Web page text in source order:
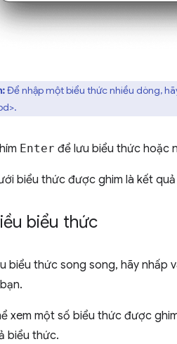
Để nhập một biểu thức nhiều dòng,
Enter để lưu biểu thức hoặc
biểu thức được ghim là kết
biểu thức
biểu thức song song, hãy nhấp
xem một số biểu thức được
biểu thức.